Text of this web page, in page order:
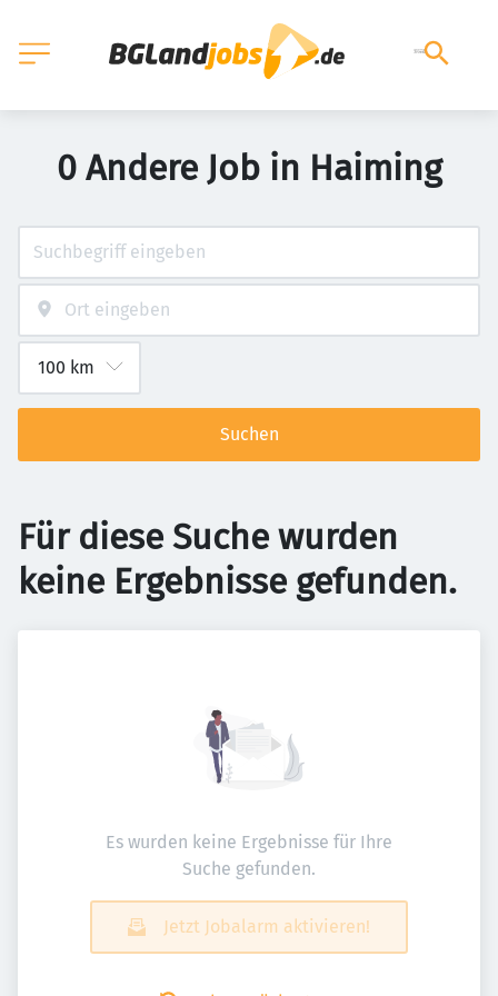
0 Andere Job in Haiming
Suchen
Für diese Suche wurden
keine Ergebnisse gefunden.
Es wurden keine Ergebnisse für Ihre
Suche gefunden.
Jetzt Jobalarm aktivieren!